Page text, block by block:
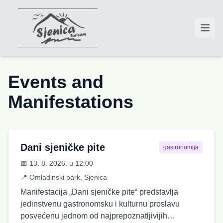
Events and
Manifestations
Dani sjeničke pite gastronomija
📅 13. 8. 2026.
u 12:00
📍 Omladinski park, Sjenica
Manifestacija „Dani sjeničke pite“ predstavlja
jedinstvenu gastronomsku i kulturnu proslavu
posvećenu jednom od najprepoznatljivijih